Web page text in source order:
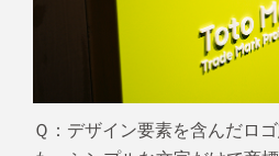
Ｑ：デザイン要素を含んだロ